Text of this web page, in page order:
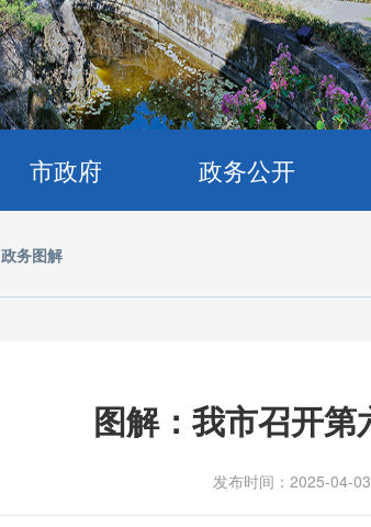
市政府 政务公开
政务图解
图解：我市召开
发布时间：2025-04-